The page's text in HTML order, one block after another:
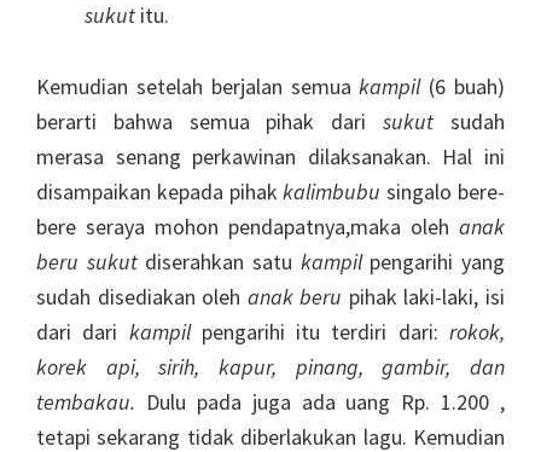
sukut itu.
Kemudian setelah berjalan semuakampil(6 buah)
berarti bahwa semua pihak darisukut sudah
merasa senang perkawinan dilaksanakan. Hal ini
disampaikan kepada pihakkalimbubu singalo bere-
bere seraya mohon pendapatnya,maka oleh anak
beru sukutdiserahkan satu kampilpengarihi yang
sudah disediakan oleh anak beru pihak laki-laki, isi
dari dari kampilpengarihi itu terdiri dari:rokok,
korek api, sirih, kapur, pinang, gambir, dan
tembakau. Dulu pada juga ada uang Rp. 1.200 ,
tetapi sekarang tidak diberlakukan lagu. Kemudian